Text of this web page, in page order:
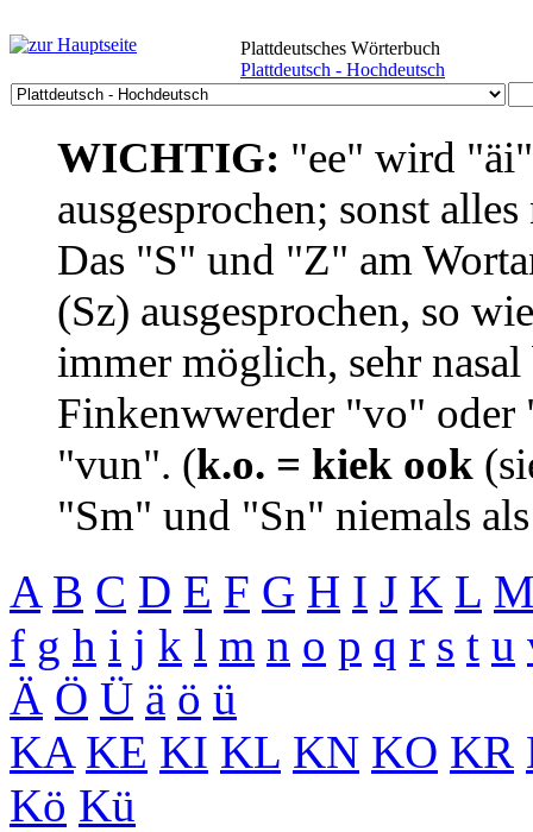
Plattdeutsches Wörterbuch
Plattdeutsch - Hochdeutsch
WICHTIG: "ee" wird
ausgesprochen; sonst
Das "S" und "Z" am
(Sz) ausgesprochen, so
immer möglich, sehr
Finkenwwerder "vo"
"vun". (k.o. = kiek ook
"Sm" und "Sn" niemals
A B C D E F G H I J K L
f g h i j k l m n o p q r s t u
Ä Ö Ü ä ö ü
KA KE KI KL KN KO KR
Kö Kü